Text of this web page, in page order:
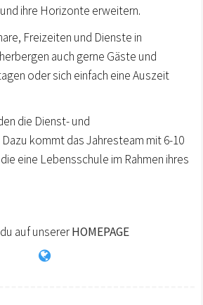
ihre Horizonte erweitern.
Freizeiten und Dienste in
auch gerne Gäste und
oder sich einfach eine Auszeit
die Dienst- und
kommt das Jahresteam mit 6-10
eine Lebensschule im Rahmen ihres
auf unsererHOMEPAGE